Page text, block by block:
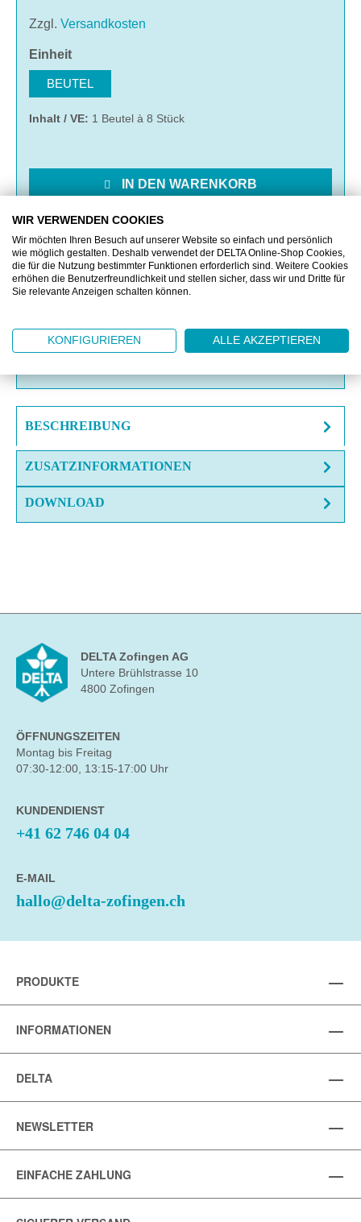
Zzgl. Versandkosten
Einheitauswählen
BEUTEL
Inhalt / VE: 1 Beutel à 8 Stück
IN DEN WARENKORB
VERGLEICHEN
OFFERTE EINHOLEN
BESCHREIBUNG
ZUSATZINFORMATIONEN
DOWNLOAD
DELTA Zofingen AG
Untere Brühlstrasse 10
4800 Zofingen
ÖFFNUNGSZEITEN
Montag bis Freitag
07:30-12:00, 13:15-17:00 Uhr
KUNDENDIENST
+41 62 746 04 04
E-MAIL
hallo@delta-zofingen.ch
PRODUKTE
INFORMATIONEN
DELTA
NEWSLETTER
EINFACHE ZAHLUNG
WIR VERWENDEN COOKIES
Wir möchten Ihren Besuch auf unserer Website so einfach und persönlich
wie möglich gestalten. Deshalb verwendet der DELTA Online-Shop Cookies,
die für die Nutzung bestimmter Funktionen erforderlich sind. Weitere Cookies
erhöhen die Benutzerfreundlichkeit und stellen sicher, dass wir und Dritte für
Sie relevante Anzeigen schalten können.
KONFIGURIEREN ALLE AKZEPTIEREN